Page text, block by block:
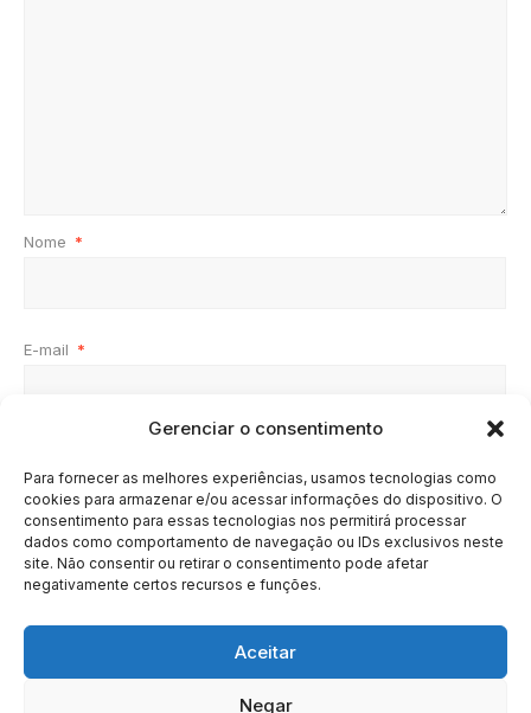
Gerenciar o consentimento
Para fornecer as melhores experiências, usamos tecnologias como
cookies para armazenar e/ou acessar informações do dispositivo. O
consentimento para essas tecnologias nos permitirá processar
dados como comportamento de navegação ou IDs exclusivos neste
site. Não consentir ou retirar o consentimento pode afetar
negativamente certos recursos e funções.
Aceitar
Negar
Nome *
E-mail *